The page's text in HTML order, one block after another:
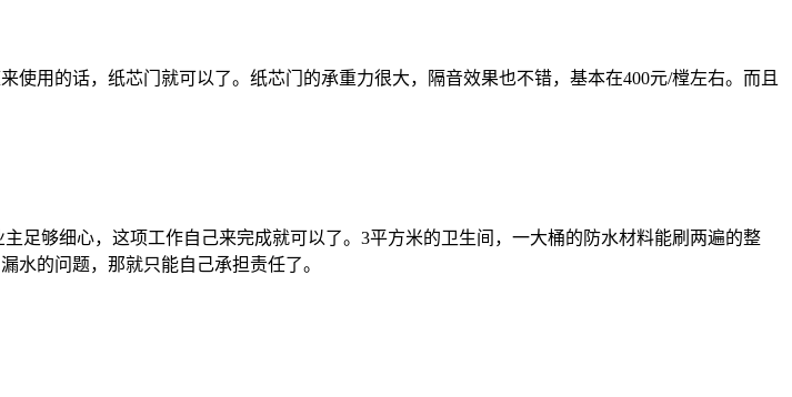
用的话，纸芯门就可以了。纸芯门的承重力很大，隔音效果也不错，基本在400元/樘左右。而且
足够细心，这项工作自己来完成就可以了。3平方米的卫生间，一大桶的防水材料能刷两遍的整
水的问题，那就只能自己承担责任了。